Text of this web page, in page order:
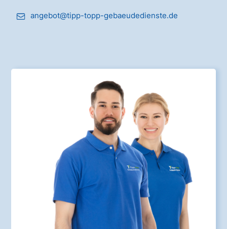
angebot@tipp-topp-gebaeudedienste.de